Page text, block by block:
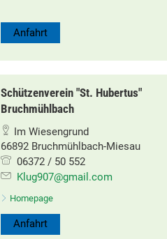
Anfahrt
Schützenverein "St. Hubertus"
Bruchmühlbach
Im Wiesengrund
66892 Bruchmühlbach-Miesau
06372 / 50 552
Klug907@gmail.com
Homepage
Anfahrt